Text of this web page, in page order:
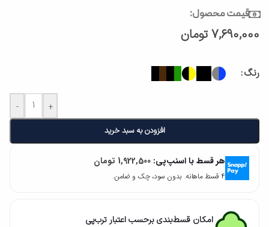
قیمت محصول:
7,690,000 تومان
رنگ
- +
افزودن به سبد خرید
هر قسط با اسنپ‌پی: 1,922,500 تومان
۴ قسط ماهانه. بدون سود، چک و ضامن.
امکان قسط‌بندی برحسب اعتبار ترب‌پی